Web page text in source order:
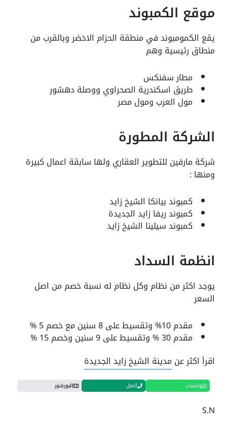
موقع الكمبوند
يقع الكمومبوند في منطقة الحزام الاخضر وبالقرب من
منطاق رئيسية وهم
مطار سفنكس
طريق اسكندرية الصحراوي ووصلة دهشور
مول العرب ومول مصر
الشركة المطورة
شركة مارفين للتطوير العقاري ولها سابقة اعمال كبيرة
ومنها :
كمبوند بيانكا الشيخ زايد
كمبوند ريفا زايد الجديدة
كمبوند سيلينا الشيخ زايد
انظمة السداد
يوجد اكثر من نظام وكل نظام له نسبة خصم من اصل
السعر
مقدم 10% وتقسيط على 8 سنين مع خصم 5 %
مقدم 30 % وتقسيط على 9 سنين وخصم 15 %
اقرأ اكثر عن مدينة الشيخ زايد الجديدة
واتساب اتصل البورشور
S.N